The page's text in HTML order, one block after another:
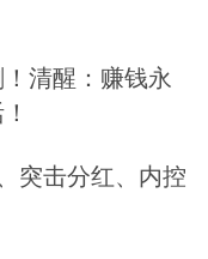
基金经营机
网站、App向
清醒：赚钱永
突击分红、内控